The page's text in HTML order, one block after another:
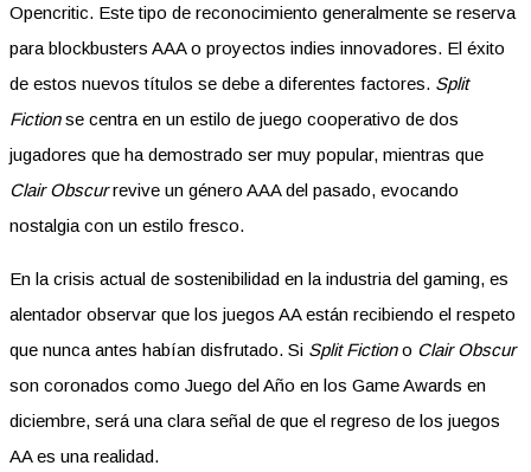
Opencritic. Este tipo de reconocimiento generalmente se reserva
para blockbusters AAA o proyectos indies innovadores. El éxito
de estos nuevos títulos se debe a diferentes factores. Split
Fictionse centra en un estilo de juego cooperativo de dos
jugadores que ha demostrado ser muy popular, mientras que
Clair Obscurrevive un género AAA del pasado, evocando
nostalgia con un estilo fresco.
En la crisis actual de sostenibilidad en la industria del gaming, es
alentador observar que los juegos AA están recibiendo el respeto
que nunca antes habían disfrutado. Si Split Fictiono Clair Obscur
son coronados como Juego del Año en los Game Awards en
diciembre, será una clara señal de que el regreso de los juegos
AA es una realidad.